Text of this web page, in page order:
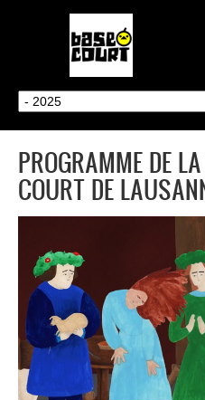
PROGRAMME DE
COURT DE